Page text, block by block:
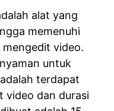
alat yang
memenuhi
video.
untuk
terdapat
video dan durasi